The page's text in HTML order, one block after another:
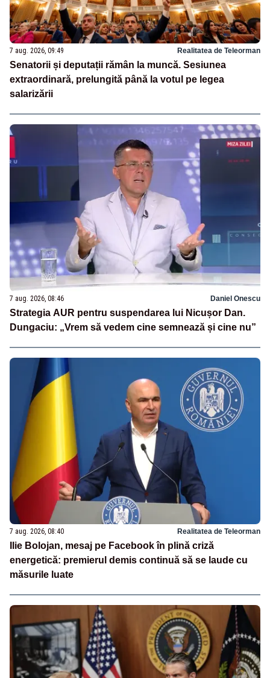
7 aug. 2026, 09:49 Realitatea de Teleorman
Senatorii și deputații rămân la muncă. Sesiunea
extraordinară, prelungită până la votul pe legea
salarizării
7 aug. 2026, 08:46 Daniel Onescu
Strategia AUR pentru suspendarea lui Nicușor Dan.
Dungaciu: „Vrem să vedem cine semnează și cine nu”
7 aug. 2026, 08:40 Realitatea de Teleorman
Ilie Bolojan, mesaj pe Facebook în plină criză
energetică: premierul demis continuă să se laude cu
măsurile luate